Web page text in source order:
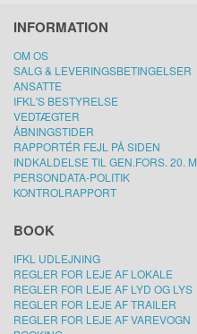
INFORMATION
OM OS
SALG & LEVERINGSBETINGELSER
ANSATTE
IFKL'S BESTYRELSE
VEDTÆGTER
ÅBNINGSTIDER
RAPPORTÉR FEJL PÅ SIDEN
INDKALDELSE TIL GEN.FORS. 20.
PERSONDATA-POLITIK
KONTROLRAPPORT
BOOK
IFKL UDLEJNING
REGLER FOR LEJE AF LOKALE
REGLER FOR LEJE AF LYD OG LYS
REGLER FOR LEJE AF TRAILER
REGLER FOR LEJE AF VAREVOGN